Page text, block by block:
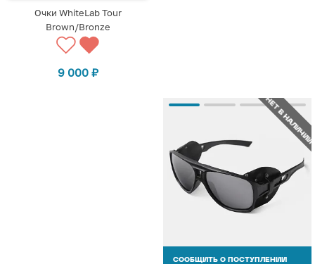
Очки WhiteLab Tour
Brown/Bronze
9 000 ₽
НЕТ В НАЛИЧИИ
СООБЩИТЬ О ПОСТУПЛЕНИИ